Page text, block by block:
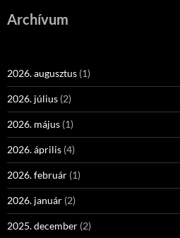
Archívum
2026. augusztus (1)
2026. július (2)
2026. május (1)
2026. április (4)
2026. február (1)
2026. január (2)
2025. december (2)